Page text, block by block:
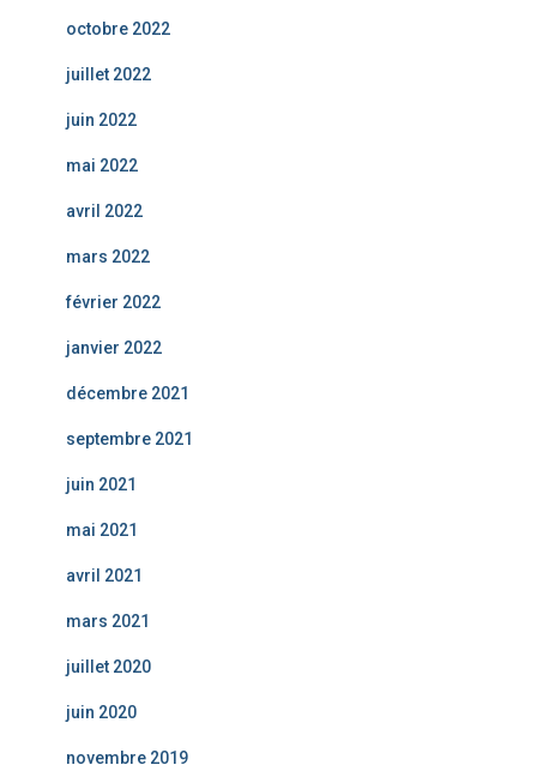
octobre 2022
juillet 2022
juin 2022
mai 2022
avril 2022
mars 2022
février 2022
janvier 2022
décembre 2021
septembre 2021
juin 2021
mai 2021
avril 2021
mars 2021
juillet 2020
juin 2020
novembre 2019